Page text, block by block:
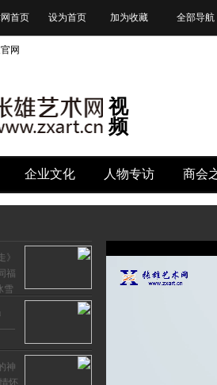
首页 设为首页 加为收藏 全部导航
视
频
企业文化 人物专访 商会
福
...
人 | 匠心
神
怀